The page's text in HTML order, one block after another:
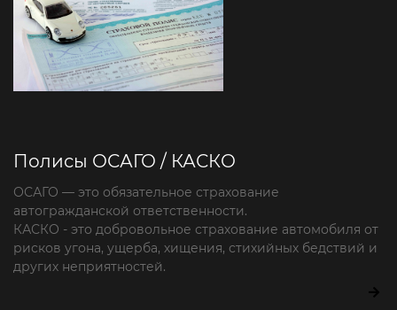
Полисы ОСАГО / КАСКО
ОСАГО — это обязательное страхование
автогражданской ответственности.
КАСКО - это добровольное страхование автомобиля от
рисков угона, ущерба, хищения, стихийных бедствий и
других неприятностей.